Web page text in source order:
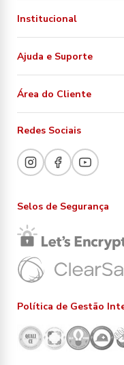
Institucional
Ajuda e Suporte
Área do Cliente
Redes Sociais
Selos de Segurança
Política de Gestão